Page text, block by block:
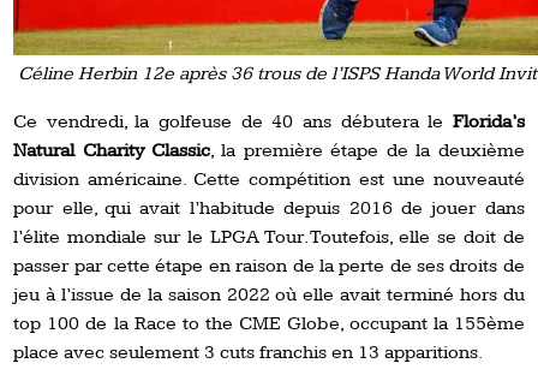
Céline Herbin 12e après 36 trous de l’ISPS Handa World
Ce vendredi, la golfeuse de 40 ans débutera le Florida’s
Natural Charity Classic, la première étape de la deuxième
division américaine. Cette compétition est une nouveauté
pour elle, qui avait l’habitude depuis 2016 de jouer dans
l’élite mondiale sur le LPGA Tour. Toutefois, elle se doit de
passer par cette étape en raison de la perte de ses droits de
jeu à l’issue de la saison 2022 où elle avait terminé hors du
top 100 de la Race to the CME Globe, occupant la 155ème
place avec seulement 3 cuts franchis en 13 apparitions.